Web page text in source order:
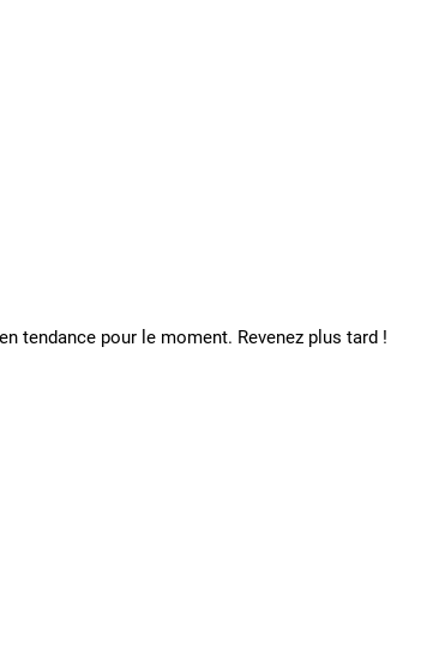
tendance pour le moment. Revenez plus tard !